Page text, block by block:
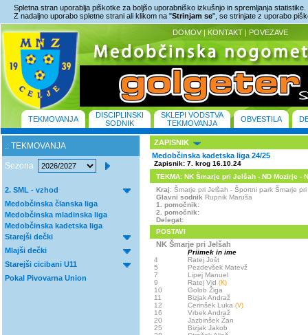
Spletna stran uporablja piškotke za boljšo uporabniško izkušnjo in spremljanja statistike.
Z nadaljno uporabo spletne strani ali klikom na "Strinjam se", se strinjate z uporabo
DOMOV | KONTAKT | POVEZAVE
TEKMOVANJA
DISCIPLINSKI
SODNIK
SKLEPI VODSTVA
TEKMOVANJA
OBVESTILA
.: TEKMOVANJA
Sezona
2. SML - vzhod
Medobčinska članska liga
Medobčinska mladinska liga
Medobčinska kadetska liga
Starejši dečki
Mlajši dečki
Starejši cicibani U11
Pokal Pivovarna Union
ZAPISNIK
Medobčinska kadetska liga 24/25
Zapisnik: 7. krog 16.10.24
TEKMA: NK Šmarje pri Jelšah - ND Mozirje -
Kraj: Šmarje pri Jelšah - Športni park Šmarje
Glavni sodnik Rupnik Maruša
1. pomočnik:
2. pomočnik:
Delegat:
POSTAVI
NK Šmarje pri Jelšah
Priimek in ime
4
Ratej Jošt
5
Pezdevšek Matevž
7
Lipej Manuel
9
Ratej Vid (K)
10
Golob Žiga
11
Bizjak Andraž
12
Cerinšek Luka (V)
16
Vrbek Andraž
20
Jazbinšek Žan
25
Bizjak Jakob